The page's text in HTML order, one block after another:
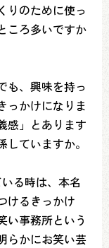
りのために使っ
ころ多いですか
も、興味を持っ
っかけになりま
感」とあります
ていますか。
る時は、本名
けるきっかけ
い事務所という
らかにお笑い芸